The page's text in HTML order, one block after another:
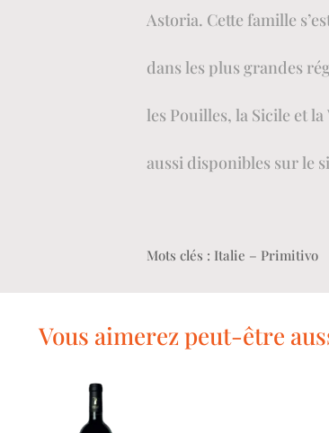
Astoria. Cette famille
dans les plus grandes
les Pouilles, la Sicile et la
aussi disponibles sur le
Mots clés : Italie – Primitivo
Vous aimerez peut-être